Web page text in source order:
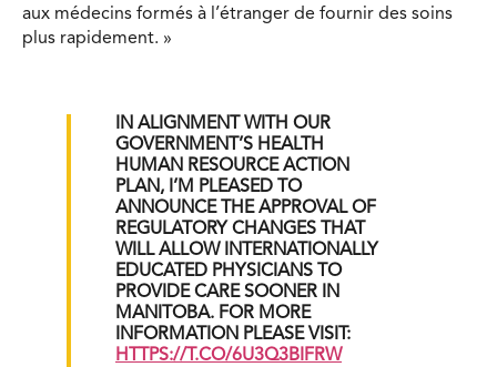
aux médecins formés à l’étranger de fournir des soins
plus rapidement. »
IN ALIGNMENT WITH OUR
GOVERNMENT’S HEALTH
HUMAN RESOURCE ACTION
PLAN, I’M PLEASED TO
ANNOUNCE THE APPROVAL OF
REGULATORY CHANGES THAT
WILL ALLOW INTERNATIONALLY
EDUCATED PHYSICIANS TO
PROVIDE CARE SOONER IN
MANITOBA. FOR MORE
INFORMATION PLEASE VISIT:
HTTPS://T.CO/6U3Q3BIFRW